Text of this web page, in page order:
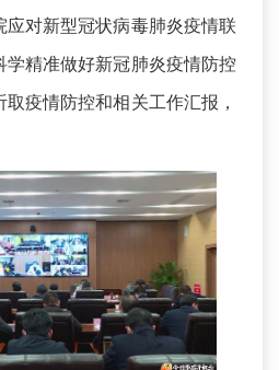
对新型冠状病毒肺炎疫情联
学精准做好新冠肺炎疫情防控
疫情防控和相关工作汇报，